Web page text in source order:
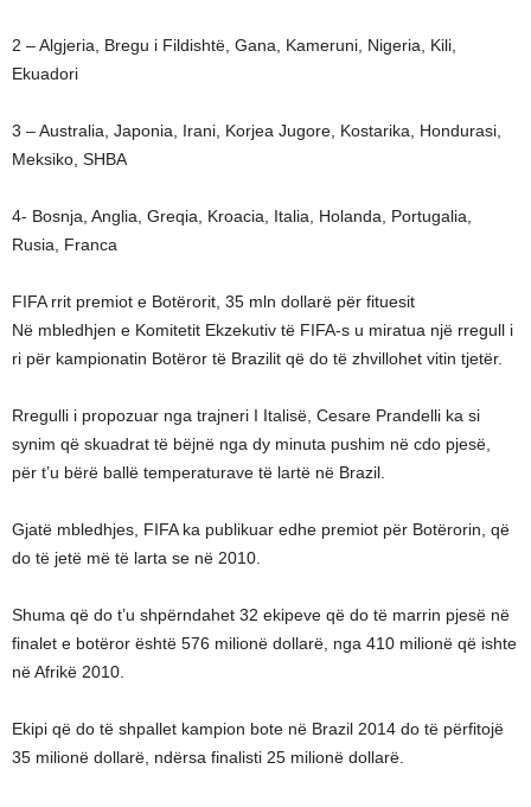
2 – Algjeria, Bregu i Fildishtë, Gana, Kameruni, Nigeria, Kili,
Ekuadori
3 – Australia, Japonia, Irani, Korjea Jugore, Kostarika, Hondurasi,
Meksiko, SHBA
4- Bosnja, Anglia, Greqia, Kroacia, Italia, Holanda, Portugalia,
Rusia, Franca
FIFA rrit premiot e Botërorit, 35 mln dollarë për fituesit
Në mbledhjen e Komitetit Ekzekutiv të FIFA-s u miratua një rregull i
ri për kampionatin Botëror të Brazilit që do të zhvillohet vitin tjetër.
Rregulli i propozuar nga trajneri I Italisë, Cesare Prandelli ka si
synim që skuadrat të bëjnë nga dy minuta pushim në cdo pjesë,
për t’u bërë ballë temperaturave të lartë në Brazil.
Gjatë mbledhjes, FIFA ka publikuar edhe premiot për Botërorin, që
do të jetë më të larta se në 2010.
Shuma që do t’u shpërndahet 32 ekipeve që do të marrin pjesë në
finalet e botëror është 576 milionë dollarë, nga 410 milionë që ishte
në Afrikë 2010.
Ekipi që do të shpallet kampion bote në Brazil 2014 do të përfitojë
35 milionë dollarë, ndërsa finalisti 25 milionë dollarë.